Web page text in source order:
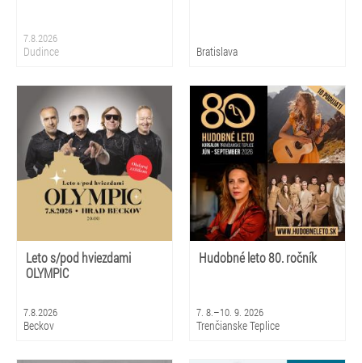
7.8.2026
Dudince Bratislava
Leto s/pod hviezdami
OLYMPIC
7.8.2026
Beckov
Hudobné leto 80. ročník
7. 8.–10. 9. 2026
Trenčianske Teplice